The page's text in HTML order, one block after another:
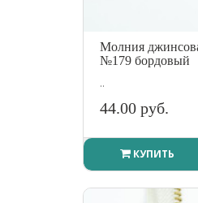
Молния
№179 бордовый
..
44.00 руб.
КУПИТЬ